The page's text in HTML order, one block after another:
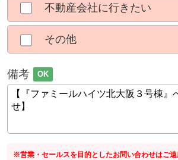
不動産会社に行きたい
その他
備考 OK
※営業・セールスを目的としたお問い合わせはご遠